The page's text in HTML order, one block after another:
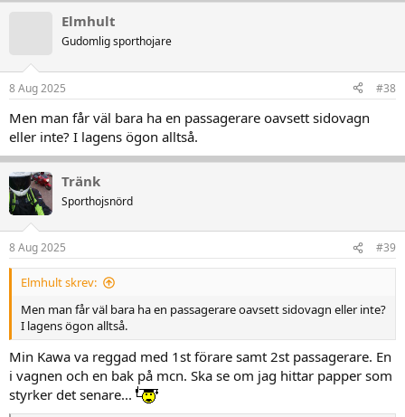
Elmhult
Gudomlig sporthojare
8 Aug 2025 #38
Men man får väl bara ha en passagerare oavsett sidovagn
eller inte? I lagens ögon alltså.
Tränk
Sporthojsnörd
8 Aug 2025 #39
Elmhult skrev:
Men man får väl bara ha en passagerare oavsett sidovagn eller inte?
I lagens ögon alltså.
Min Kawa va reggad med 1st förare samt 2st passagerare. En
i vagnen och en bak på mcn. Ska se om jag hittar papper som
styrker det senare...